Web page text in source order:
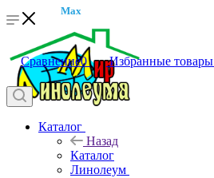
Max
Сравнение0 Избранные товары
Каталог
Назад
Каталог
Линолеум